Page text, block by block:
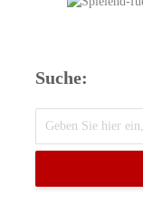
Suche: